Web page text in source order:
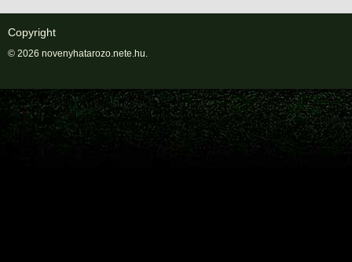
Copyright
© 2026 novenyhatarozo.nete.hu.